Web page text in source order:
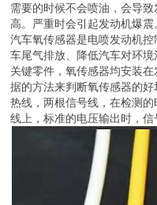
需要的时候不会喷油，会导
高。严重时会引起发动机爆震
汽车氧传感器是电喷发动机
车尾气排放、降低汽车对环
关键零件，氧传感器均安装
据的方法来判断氧传感器的
热线，两根信号线，在检测
线上，标准的电压输出时，信